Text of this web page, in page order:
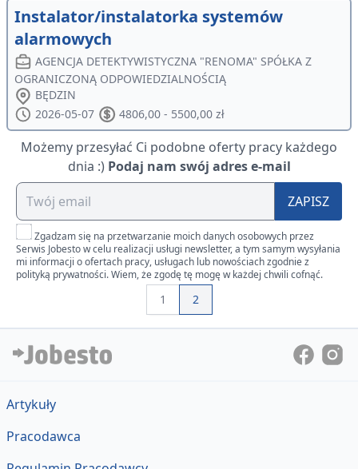
Instalator/instalatorka systemów
alarmowych
AGENCJA DETEKTYWISTYCZNA "RENOMA" SPÓŁKA Z
OGRANICZONĄ ODPOWIEDZIALNOŚCIĄ
BĘDZIN
2026-05-07
4806,00 - 5500,00 zł
Możemy przesyłać Ci podobne oferty pracy każdego
dnia :) Podaj nam swój adres e-mail
ZAPISZ
Zgadzam się na przetwarzanie moich danych osobowych przez
Serwis Jobesto w celu realizacji usługi newsletter, a tym samym wysyłania
mi informacji o ofertach pracy, usługach lub nowościach zgodnie z
polityką prywatności. Wiem, że zgodę tę mogę w każdej chwili cofnąć.
1 2
Artykuły
Pracodawca